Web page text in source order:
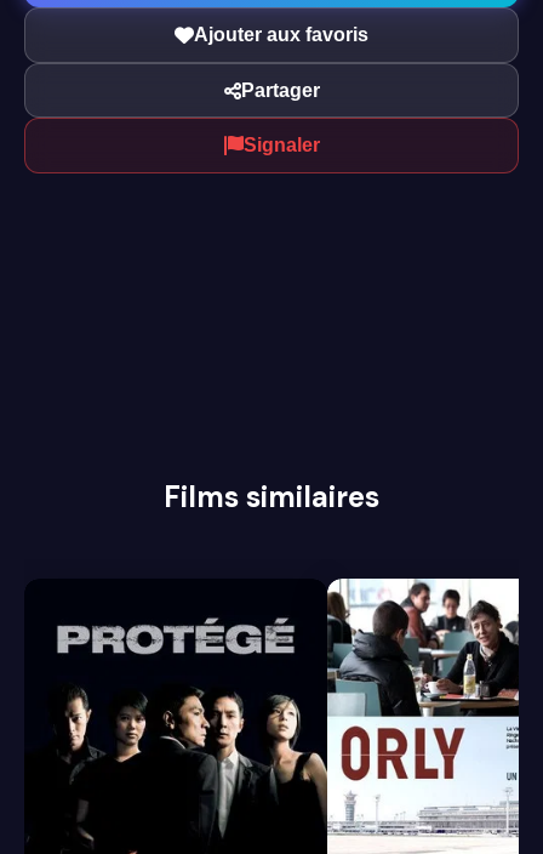
Ajouter aux favoris
Partager
Signaler
Films similaires